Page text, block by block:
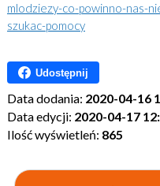
mlodziezy-co-powinno-nas-
szukac-pomocy
Udostępnij
Data dodania: 2020-04-16
Data edycji: 2020-04-17
Ilość wyświetleń: 865